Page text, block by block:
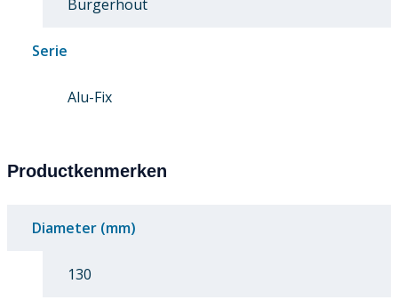
Burgerhout
Serie
Alu-Fix
Productkenmerken
Diameter (mm)
130